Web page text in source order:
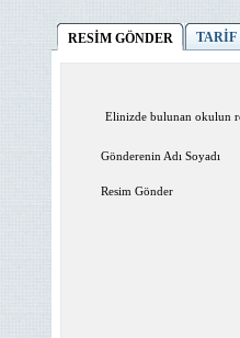
RESİM GÖNDER
Elinizde bulunan okulun
Gönderenin Adı Soyadı
Resim Gönder